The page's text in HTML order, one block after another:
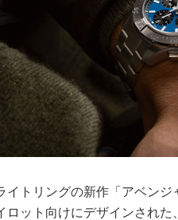
イトリングの新作「アベン
ロット向けにデザインされ